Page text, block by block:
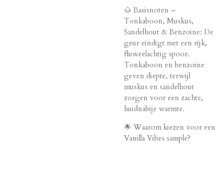
🌰 Basisnoten –
Tonkaboon, Muskus,
Sandelhout & Benzoine: De
geur eindigt met een rijk,
fluweelachtig spoor.
Tonkaboon en benzoine
geven diepte, terwijl
muskus en sandelhout
zorgen voor een zachte,
huidnabije warmte.
🌟 Waarom kiezen voor een
Vanilla Vibes sample?